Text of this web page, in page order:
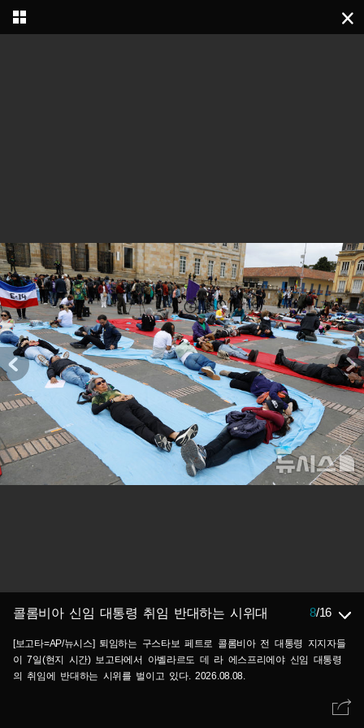
콜롬비아 신임 대통령 취임 반대하는 시위대 8/16
[보고타=AP/뉴시스] 퇴임하는 구스타보 페트로 콜롬비아 전 대통령 지지자들
이 7일(현지 시간) 보고타에서 아벨라르도 데 라 에스프리에야 신임 대통령
의 취임에 반대하는 시위를 벌이고 있다. 2026.08.08.